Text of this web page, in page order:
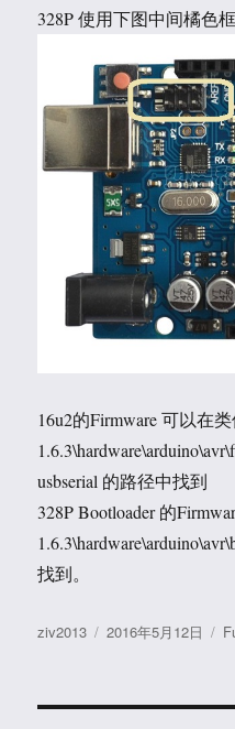
328P 使用下图中间橘色
16u2的Firmware 可以在
usbserial 的路径中找到
328P Bootloader 的
找到。
作
ziv2013
发
2016年5月12日